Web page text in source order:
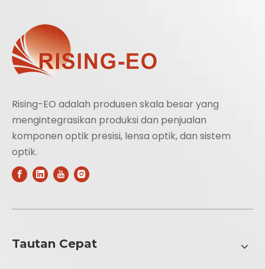
Rising-EO adalah produsen skala besar yang
mengintegrasikan produksi dan penjualan
komponen optik presisi, lensa optik, dan sistem
optik.
Tautan Cepat